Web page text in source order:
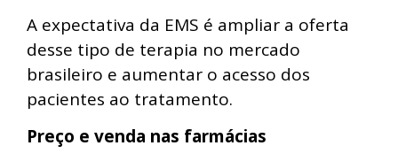
A expectativa da EMS é ampliar a oferta
desse tipo de terapia no mercado
brasileiro e aumentar o acesso dos
pacientes ao tratamento.
Preço e venda nas farmácias